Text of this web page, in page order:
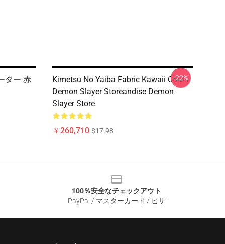
ター 赤
Kimetsu No Yaiba Fabric Kawaii Corps
Demon Slayer Storeandise Demon
Slayer Store
￥260,710 $17.98
-22%
100％安全なチェックアウト
PayPal / マスターカード / ビザ